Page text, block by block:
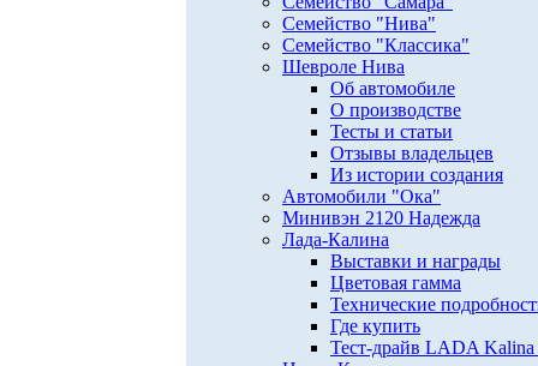
Семейство "Нива"
Семейство "Классика"
Шевроле Нива
Об автомобиле
О производстве
Тесты и статьи
Отзывы владельцев
Из истории создания
Автомобили "Ока"
Минивэн 2120 Надежда
Лада-Калина
Выставки и награды
Цветовая гамма
Технические
Где купить
Тест-драйв LADA Kalina